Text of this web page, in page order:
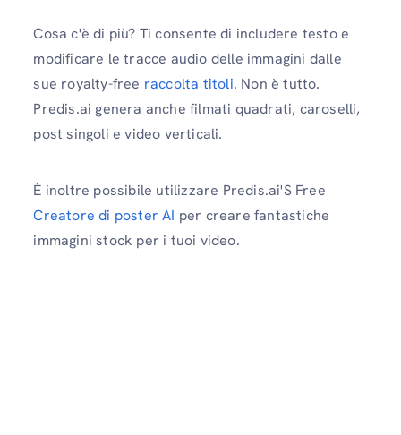
Cosa c'è di più? Ti consente di includere testo e
modificare le tracce audio delle immagini dalle
sue royalty-free raccolta titoli. Non è tutto.
Predis.ai genera anche filmati quadrati, caroselli,
post singoli e video verticali.
È inoltre possibile utilizzare Predis.ai'S Free
Creatore di poster AI per creare fantastiche
immagini stock per i tuoi video.